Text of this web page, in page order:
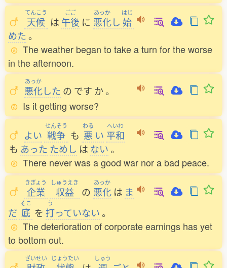
てんこう
天候 は
ごご
午後 に
あっか
悪化し
はじ
始
めた。
The weather began to take a turn for the worse
in the afternoon.
あっか
悪化した の です か。
Is it getting worse?
よい
せんそう
戦争 も
わる
悪 い
へいわ
平和
も あった ためし は ない。
There never was a good war nor a bad peace.
きぎょう
企業
しゅうえき
収益 の
あっか
悪化 は ま
だ
そこ
底 を
う
打っていない。
The deterioration of corporate earnings has yet
to bottom out.
ざいせい じょうたい しゅう